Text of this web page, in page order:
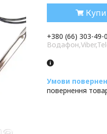
+380 (66) 303-49-
повернення